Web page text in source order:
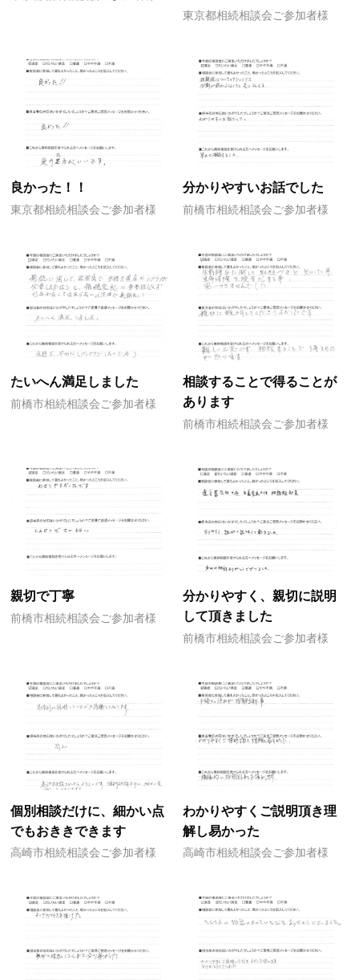
東京都相続相談会ご参加者様
良かった！！
東京都相続相談会ご参加者様
分かりやすいお話でした
前橋市相続相談会ご参加者様
たいへん満足しました
前橋市相続相談会ご参加者様
相談することで得ることが
あります
前橋市相続相談会ご参加者様
親切で丁寧
前橋市相続相談会ご参加者様
分かりやすく、親切に説明
して頂きました
前橋市相続相談会ご参加者様
個別相談だけに、細かい点
でもおききできます
高崎市相続相談会ご参加者様
わかりやすくご説明頂き理
解し易かった
高崎市相続相談会ご参加者様